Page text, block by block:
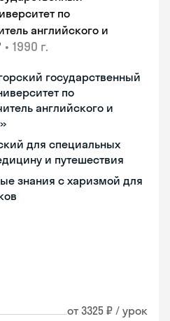
по
английского и
• 1990 г.
государственный
по
английского и
для специальных
и путешествия
знания с харизмой для
от 3325 ₽ / урок